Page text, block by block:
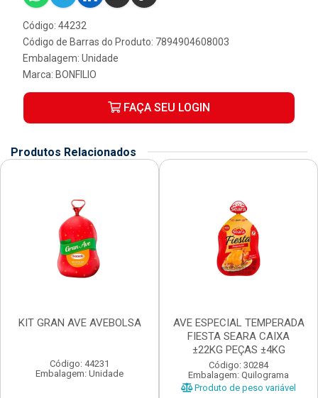
Código: 44232
Código de Barras do Produto: 7894904608003
Embalagem: Unidade
Marca: BONFILIO
FAÇA SEU LOGIN
Produtos Relacionados
KIT GRAN AVE AVEBOLSA
Código: 44231
Embalagem: Unidade
AVE ESPECIAL TEMPERADA
FIESTA SEARA CAIXA
±22KG PEÇAS ±4KG
Código: 30284
Embalagem: Quilograma
Produto de peso variável